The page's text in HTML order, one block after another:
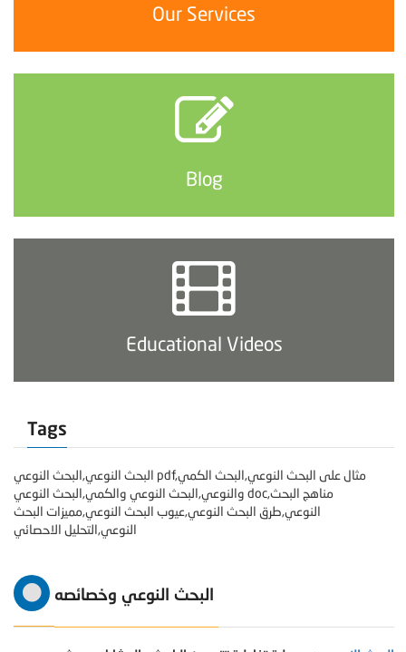
Our Services
Blog
Educational Videos
Tags
البحث النوعي,البحث النوعي pdf,مثال على البحث النوعي,البحث الكمي
والنوعي,البحث النوعي والكمي,البحث النوعي doc,مناهج البحث
النوعي,طرق البحث النوعي,عيوب البحث النوعي,مميزات البحث
النوعي,التحليل الاحصائي
البحث النوعي وخصائصه